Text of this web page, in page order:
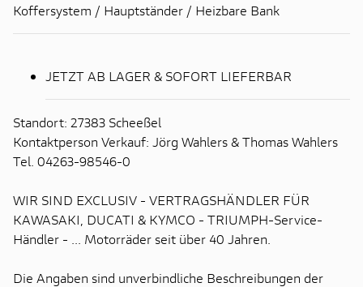
Koffersystem / Hauptständer / Heizbare Bank
JETZT AB LAGER & SOFORT LIEFERBAR
Standort: 27383 Scheeßel
Kontaktperson Verkauf: Jörg Wahlers & Thomas Wahlers
Tel. 04263-98546-0
WIR SIND EXCLUSIV - VERTRAGSHÄNDLER FÜR
KAWASAKI, DUCATI & KYMCO - TRIUMPH-Service-
Händler - ... Motorräder seit über 40 Jahren.
Die Angaben sind unverbindliche Beschreibungen der